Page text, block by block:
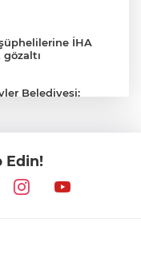
İHA
Belediyesi:
Özel Harekat
yakınlarını
Edin!